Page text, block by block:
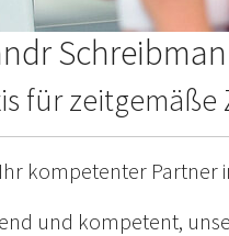
für
kompetenter
und kompetent,